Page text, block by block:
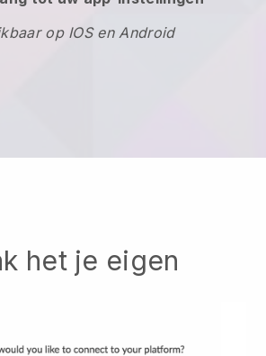
op IOS en Android
het je eigen